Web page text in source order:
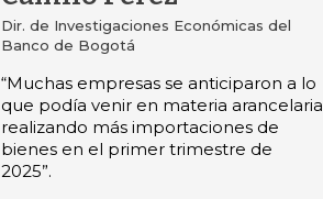
Dir. de Investigaciones Económicas del
Banco de Bogotá
“Muchas empresas se anticiparon a lo
que podía venir en materia arancelaria
realizando más importaciones de
bienes en el primer trimestre de
2025”.